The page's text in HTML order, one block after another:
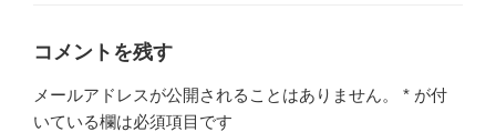
ー
コメントを残す
メールアドレスが公開されることはありません。 * が付
いている欄は必須項目です